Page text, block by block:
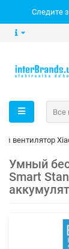
Следите
Все
вентилятор
Умный
Smart